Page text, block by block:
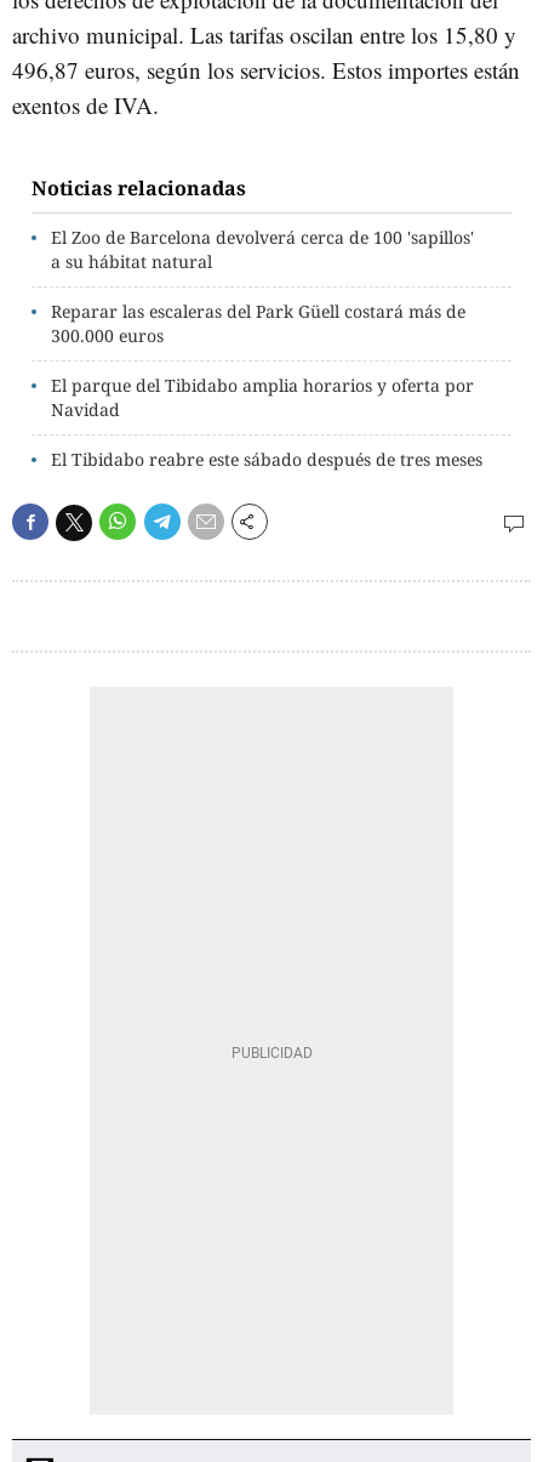
archivo municipal. Las tarifas oscilan entre los 15,80 y
496,87 euros, según los servicios. Estos importes están
exentos de IVA.
Noticias relacionadas
El Zoo de Barcelona devolverá cerca de 100 'sapillos'
a su hábitat natural
Reparar las escaleras del Park Güell costará más de
300.000 euros
El parque del Tibidabo amplia horarios y oferta por
Navidad
El Tibidabo reabre este sábado después de tres meses